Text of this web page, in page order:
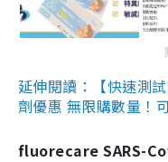
延伸閱讀：【快速測
劑優惠 無限購數量！
fluorecare SARS-